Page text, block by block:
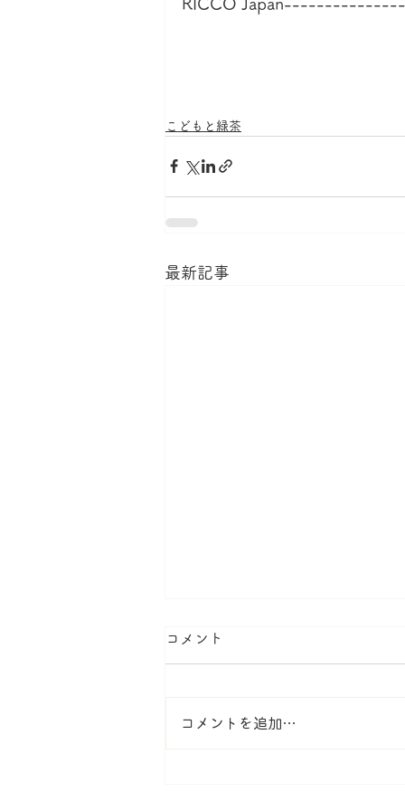
RICCO
こどもと緑茶
最新記事
コメント
コメントを追加…